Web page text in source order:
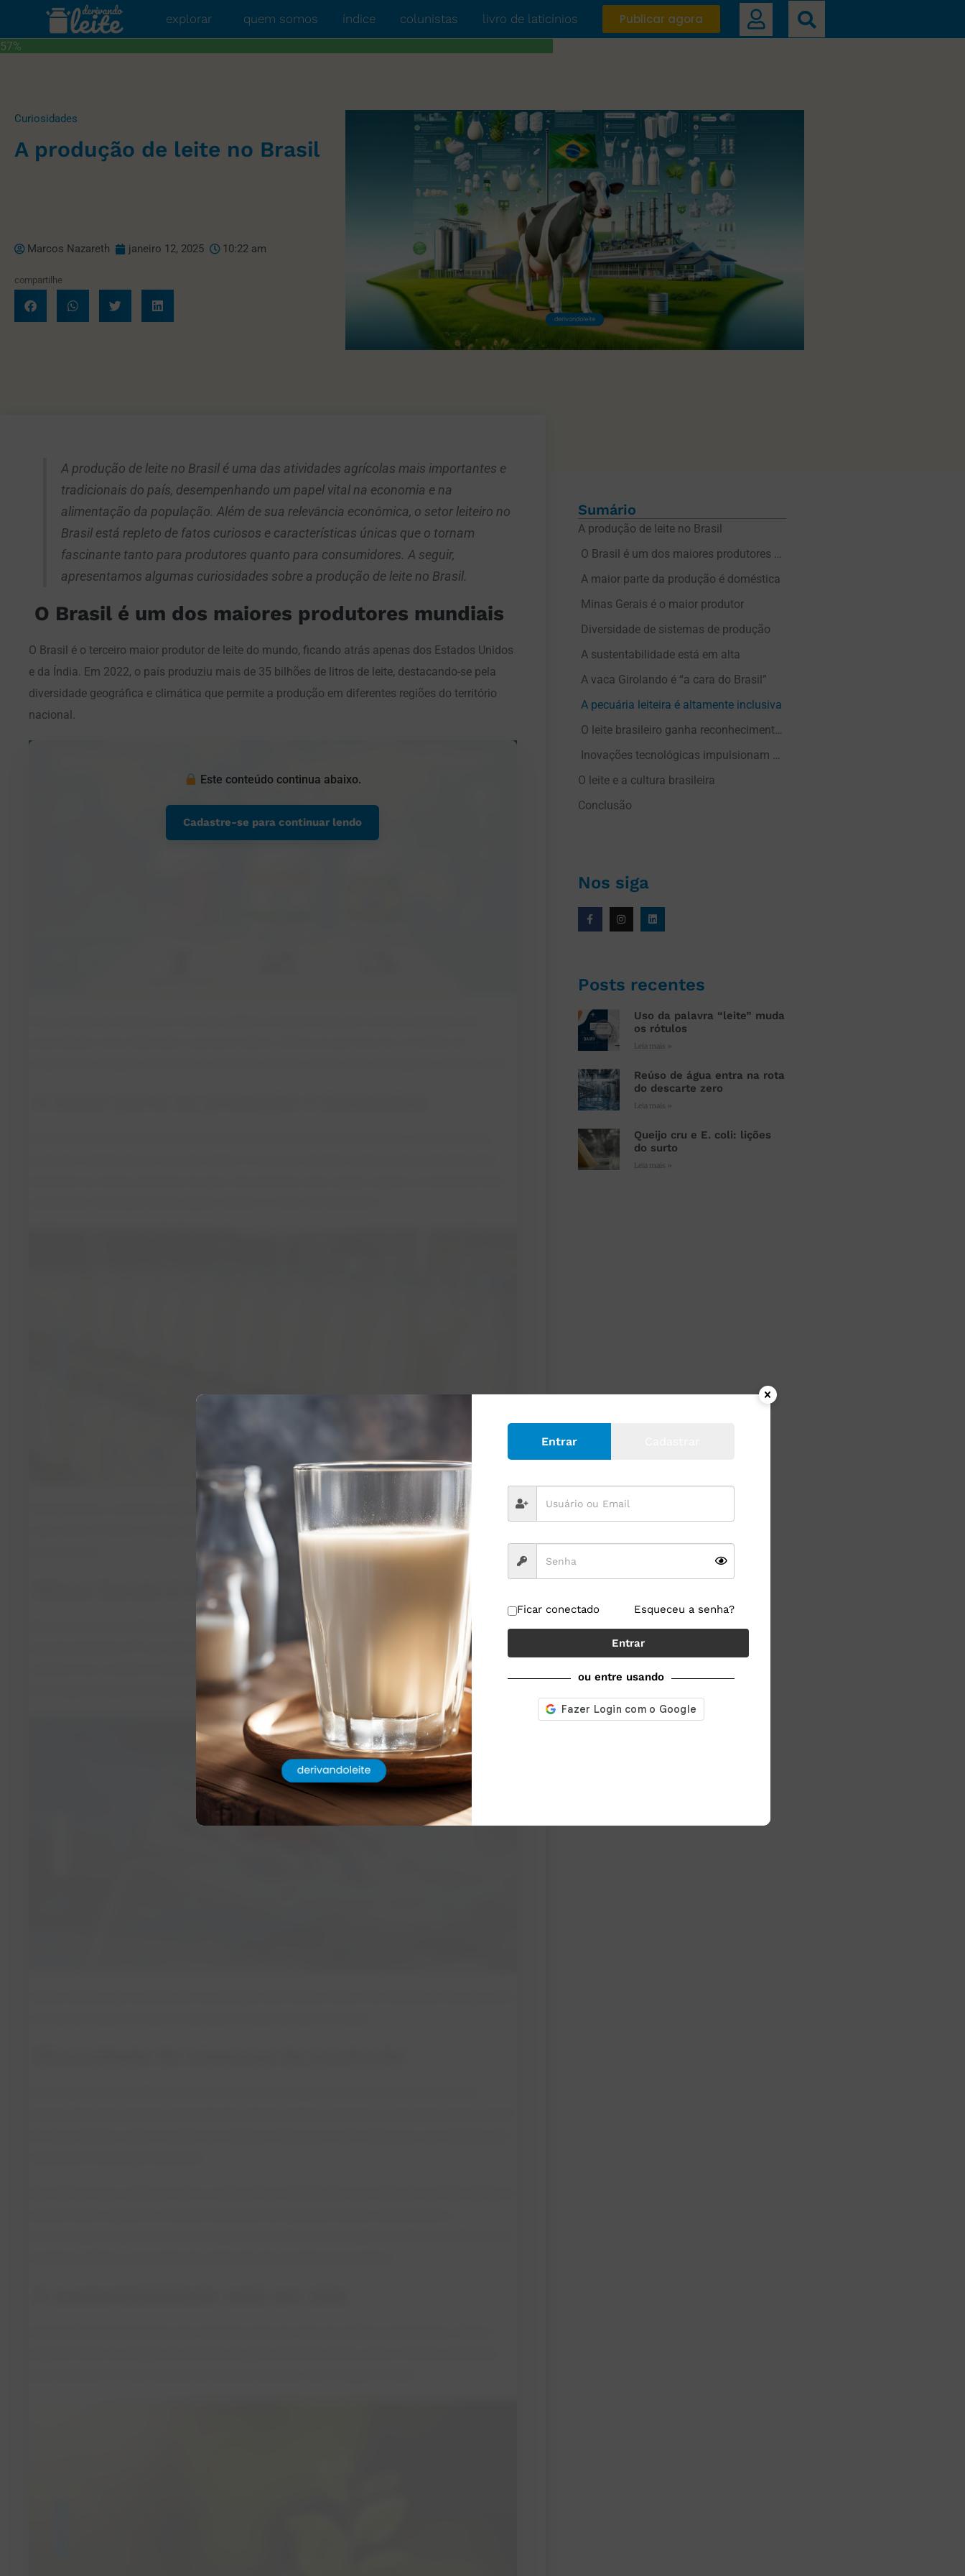
explorar quem somos índice colunistas livro de laticínios Publicar agora
57%
Curiosidades
A produção de leite no Brasil
Marcos Nazareth janeiro 12, 2025 10:22 am
compartilhe
A produção de leite no Brasil é uma das atividades agrícolas mais importantes e
tradicionais do país, desempenhando um papel vital na economia e na
alimentação da população. Além de sua relevância econômica, o setor leiteiro no
Brasil está repleto de fatos curiosos e características únicas que o tornam
fascinante tanto para produtores quanto para consumidores. A seguir,
apresentamos algumas curiosidades sobre a produção de leite no Brasil.
O Brasil é um dos maiores produtores mundiais
O Brasil é o terceiro maior produtor de leite do mundo, ficando atrás apenas dos Estados Unidos
e da Índia. Em 2022, o país produziu mais de 35 bilhões de litros de leite, destacando-se pela
diversidade geográfica e climática que permite a produção em diferentes regiões do território
nacional.
Este conteúdo continua abaixo.
Cadastre-se para continuar lendo
Curiosamente, o consumo médio de leite por pessoa no Brasil gira em torno de 170 litros anuais,
o que ainda é inferior à média recomendada pela Organização Mundial da Saúde (OMS), de 200
Minas Gerais é o maior produtor
Entre os estados brasileiros, Minas Gerais lidera a produção de leite, sendo responsável por
aproximadamente 27% do total nacional. Conhecido por sua tradição em queijos artesanais e
culinária rica, o estado é também um exemplo de integração entre práticas tradicionais e
tecnologias modernas na pecuária leiteira.
Sumário
A produção de leite no Brasil
O Brasil é um dos maiores produtores mundiais
A maior parte da produção é doméstica
Minas Gerais é o maior produtor
Diversidade de sistemas de produção
A sustentabilidade está em alta
A vaca Girolando é “a cara do Brasil”
A pecuária leiteira é altamente inclusiva
O leite brasileiro ganha reconhecimento internacional
Inovações tecnológicas impulsionam o setor
O leite e a cultura brasileira
Conclusão
Nos siga
Posts recentes
Uso da palavra “leite” muda
os rótulos
Leia mais »
Reúso de água entra na rota
do descarte zero
Leia mais »
Queijo cru e E. coli: lições
do surto
Leia mais »
Entrar
Ficar conectado Esqueceu a senha?
Entrar
ou entre usando